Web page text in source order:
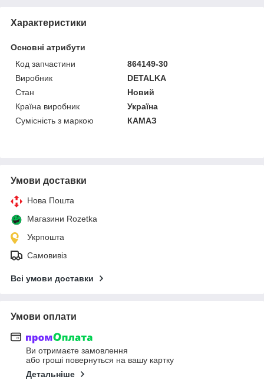
Характеристики
Основні атрибути
Код запчастини
864149-30
Виробник
DETALKA
Стан
Новий
Країна виробник
Україна
Сумісність з маркою
КАМАЗ
Умови доставки
Нова Пошта
Магазини Rozetka
Укрпошта
Самовивіз
Всі умови доставки
Умови оплати
Ви отримаєте замовлення
або гроші повернуться на вашу картку
Детальніше